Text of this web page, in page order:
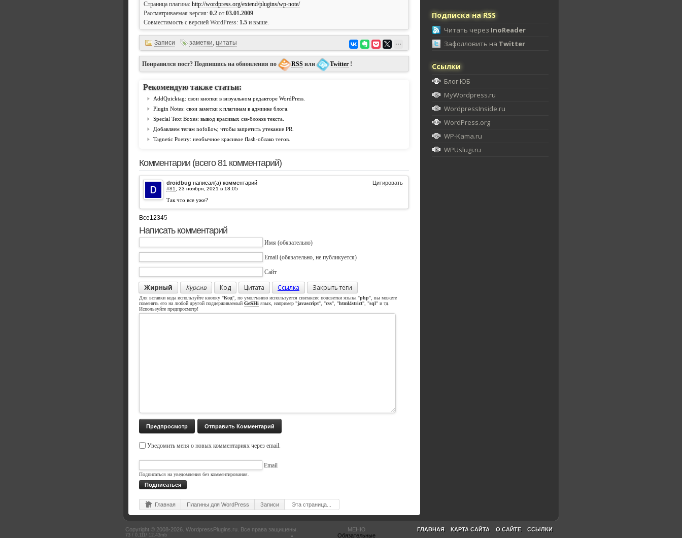
Страница плагина: http://wordpress.org/extend/plugins/wp-note/
Рассматриваемая версия: 0.2 от 03.01.2009
Совместимость с версией WordPress: 1.5 и выше.
Записи заметки, цитаты
Понравился пост? Подпишись на обновления по RSS или Twitter !
Рекомендую также статьи:
AddQuicktag: свои кнопки в визуальном редакторе WordPress.
Plugin Notes: свои заметки к плагинам в админке блога.
Special Text Boxes: вывод красивых css-блоков текста.
Добавляем тегам nofollow, чтобы запретить утекание PR.
Tagnetic Poetry: необычное красивое flash-облако тегов.
Комментарии (всего 81 комментарий)
droidbug написал(а) комментарий Цитировать
#81
Так что все уже?
Все12345
Написать комментарий
Имя (обязательно)
Email (обязательно, не публикуется)
Сайт
Жирный Курсив Код Цитата Ссылка Закрыть теги
Для вставки кода используйте кнопку "Код", по умолчанию используется синтаксис подсветки языка "php", вы можете
поменять его на любой другой поддерживаемый GeSHi язык, например "javascript", "css", "html4strict", "sql" и тд.
Используйте предпросмотр!
Уведомить меня о новых комментариях через email.
Email
Подписаться на уведомления без комментирования.
Подписаться
Главная Плагины для WordPress Записи Эта страница...
Подписка на RSS
Читать через InoReader
Зафолловить на Twitter
Ссылки
Блог ЮБ
MyWordpress.ru
WordpressInside.ru
WordPress.org
WP-Kama.ru
WPUslugi.ru
Copyright © 2008-2026. WordpressPlugins.ru . Все права защищены.
73 / 0,111/ 12.43mb
ГЛАВНАЯ КАРТА САЙТА О САЙТЕ ССЫЛКИ
МЕНЮ
Обязательные